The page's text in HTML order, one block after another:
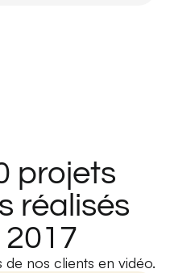
projets
réalisés
nos clients en vidéo.